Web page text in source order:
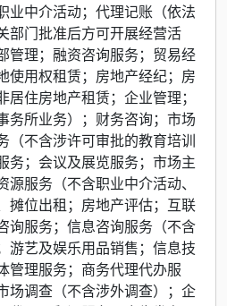
业中介活动；代理记账（依法
部门批准后方可开展经营活
管理；融资咨询服务；贸易经
使用权租赁；房地产经纪；房
住房地产租赁；企业管理；
务所业务）；财务咨询；市场
（不含涉许可审批的教育培训
务；会议及展览服务；市场主
服务（不含职业中介活动、
摊位出租；房地产评估；互联
询服务；信息咨询服务（不含
游艺及娱乐用品销售；信息技
管理服务；商务代理代办服
场调查（不含涉外调查）；企